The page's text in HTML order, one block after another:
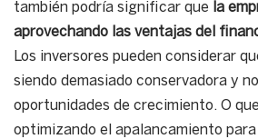
también podría significar que la
aprovechando las ventajas del
Los inversores pueden considerar
siendo demasiado conservadora y
oportunidades de crecimiento. O
optimizando el apalancamiento